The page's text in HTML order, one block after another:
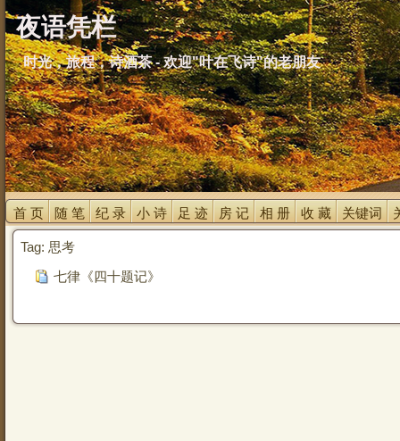
夜语凭栏
时光，旅程，诗酒茶 - 欢迎"叶在飞诗"的老朋友
首 页 随 笔 纪 录 小 诗 足 迹 房 记 相 册 收 藏 关键词
Tag: 思考
七律《四十题记》